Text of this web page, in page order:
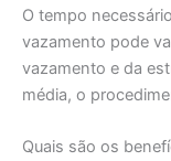
O tempo
vazamento pode
vazamento e da
média, o
Quais são os